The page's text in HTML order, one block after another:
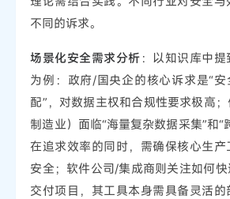
不同的诉求。
场景化安全需求分析 ：以知识库中
为例：政府/国央企的核心诉求是“安
配”，对数据主权和合规性要求极高
制造业）面临“海量复杂数据采集”和“
在追求效率的同时，需确保核心生
安全；软件公司/集成商则关注如何
交付项目，其工具本身需具备灵活